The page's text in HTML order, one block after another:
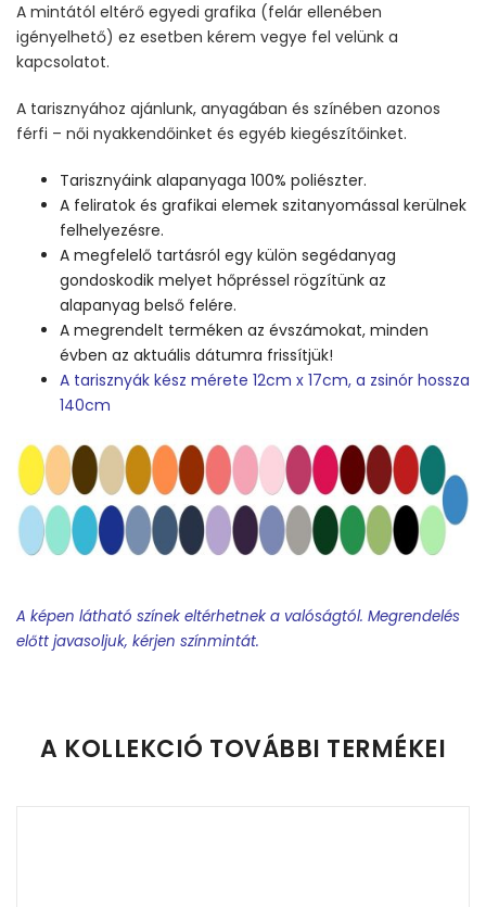
A mintától eltérő egyedi grafika (felár ellenében
igényelhető) ez esetben kérem vegye fel velünk a
kapcsolatot.
A tarisznyához ajánlunk, anyagában és színében azonos
férfi – női nyakkendőinket és egyéb kiegészítőinket.
Tarisznyáink alapanyaga 100% poliészter.
A feliratok és grafikai elemek szitanyomással kerülnek
felhelyezésre.
A megfelelő tartásról egy külön segédanyag
gondoskodik melyet hőpréssel rögzítünk az
alapanyag belső felére.
A megrendelt terméken az évszámokat, minden
évben az aktuális dátumra frissítjük!
A tarisznyák kész mérete 12cm x 17cm, a zsinór hossza
140cm
A képen látható színek eltérhetnek a valóságtól. Megrendelés
előtt javasoljuk, kérjen színmintát.
A KOLLEKCIÓ TOVÁBBI TERMÉKEI